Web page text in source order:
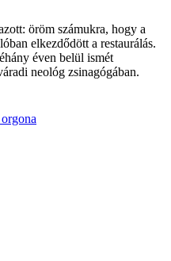
öröm számukra, hogy a
elkezdődött a restaurálás.
éven belül ismét
neológ zsinagógában.
orgona